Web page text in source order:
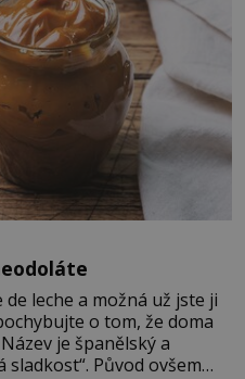
leche a možná už jste ji
o tom, že doma
je španělský a
sladkost“. Původ ovšem